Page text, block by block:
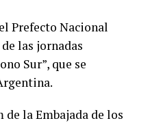
Prefecto Nacional
las jornadas
Sur”, que se
la Embajada de los